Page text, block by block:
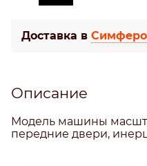
Доставка в
Описание
Модель машины
передние двери,